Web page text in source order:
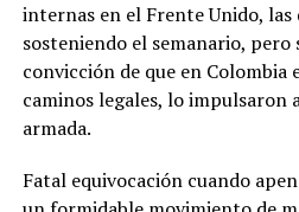
internas en el Frente Unido,
sosteniendo el semanario,
convicción de que en Colombia
caminos legales, lo impulsaron
armada.
Fatal equivocación cuando